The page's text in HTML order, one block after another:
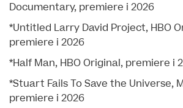
Documentary, premiere i 2026
*Untitled Larry David Project, HBO
premiere i 2026
*Half Man, HBO Original, premiere i
*Stuart Fails To Save the Universe,
premiere i 2026